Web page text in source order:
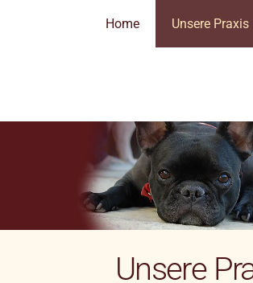
Home Unsere Praxis
Unsere